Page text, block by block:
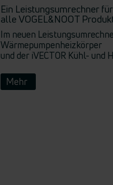
Ein Leistungsumrechner für
alle VOGEL&NOOT
Im neuen
Wärmepumpenheizkörper
und der iVECTOR Kühl-
Mehr